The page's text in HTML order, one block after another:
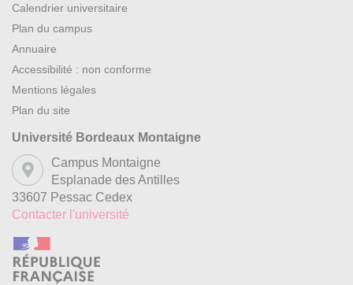
Calendrier universitaire
Plan du campus
Annuaire
Accessibilité : non conforme
Mentions légales
Plan du site
Université Bordeaux Montaigne
Campus Montaigne
Esplanade des Antilles
33607 Pessac Cedex
Contacter l'université